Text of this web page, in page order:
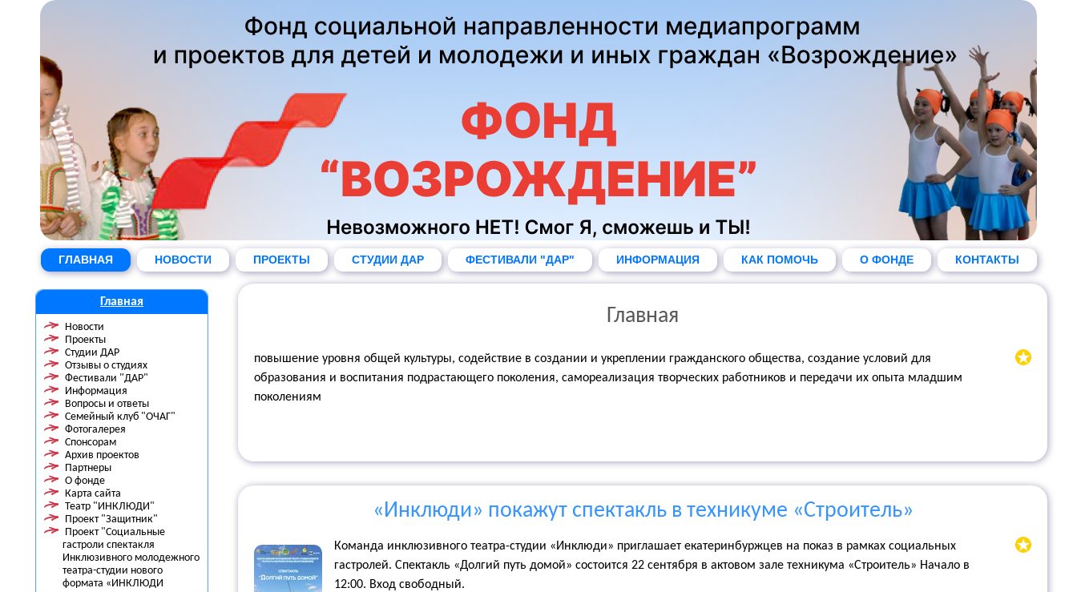
ГЛАВНАЯ НОВОСТИ ПРОЕКТЫ СТУДИИ ДАР ФЕСТИВАЛИ "ДАР" ИНФОРМАЦИЯ КАК ПОМОЧЬ О ФОНДЕ КОНТАКТЫ
Главная
Новости
Проекты
Студии ДАР
Отзывы о студиях
Фестивали "ДАР"
Информация
Вопросы и ответы
Семейный клуб "ОЧАГ"
Фотогалерея
Спонсорам
Архив проектов
Партнеры
О фонде
Карта сайта
Театр "ИНКЛЮДИ"
Проект "Защитник"
Проект "Социальные
гастроли спектакля
Инклюзивного молодежного
театра-студии нового
формата «ИНКЛЮДИ
Главная
повышение уровня общей культуры, содействие в создании и укреплении гражданского общества, создание условий для
образования и воспитания подрастающего поколения, самореализация творческих работников и передачи их опыта младшим
поколениям
«Инклюди» покажут спектакль в техникуме «Строитель»
Команда инклюзивного театра-студии «Инклюди» приглашает екатеринбуржцев на показ в рамках социальных
гастролей. Спектакль «Долгий путь домой» состоится 22 сентября в актовом зале техникума «Строитель» Начало в
12:00. Вход свободный.